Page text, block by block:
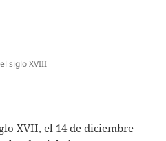
siglo XVIII
XVII, el 14 de diciembre